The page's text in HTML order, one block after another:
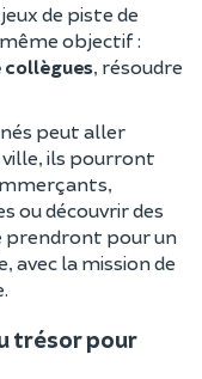
de piste de
objectif :
, résoudre
peut aller
ville, ils pourront
ou découvrir des
prendront pour un
avec la mission de
trésor pour